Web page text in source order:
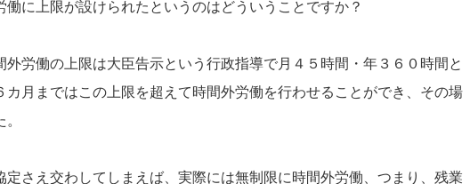
に上限が設けられたというのはどういうことですか？
労働の上限は大臣告示という行政指導で月４５時間・年３６０時間と
カ月まではこの上限を超えて時間外労働を行わせることができ、その場
定さえ交わしてしまえば、実際には無制限に時間外労働、つまり、残業